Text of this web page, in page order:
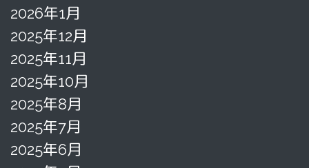
2026年1月
2025年12月
2025年11月
2025年10月
2025年8月
2025年7月
2025年6月